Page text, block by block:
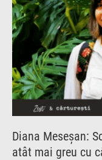
Diana Meseșan:
atât mai greu cu